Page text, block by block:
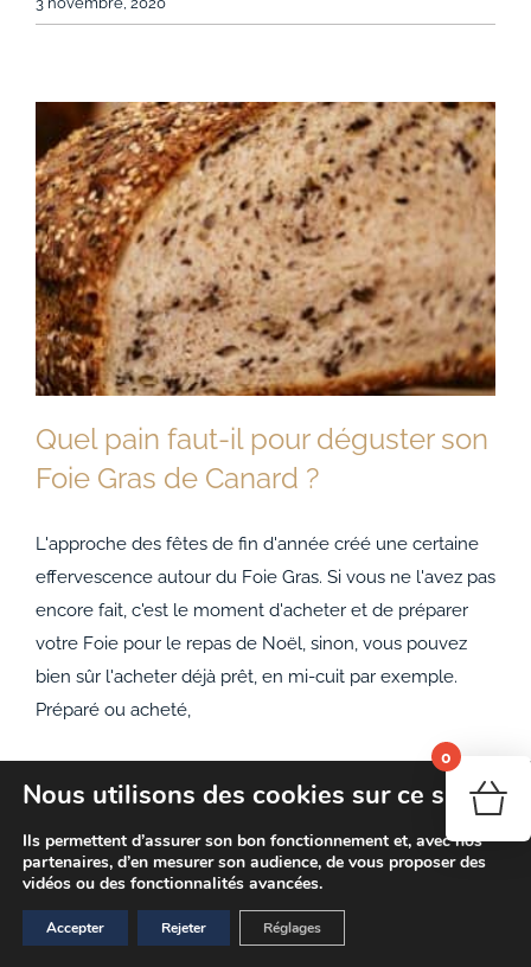
Quel pain faut-il pour déguster son Foie Gras
Quel pain faut-il pour déguster son
Foie Gras de Canard ?
L'approche des fêtes de fin d'année créé une certaine
effervescence autour du Foie Gras. Si vous ne l'avez pas
encore fait, c'est le moment d'acheter et de préparer
votre Foie pour le repas de Noël, sinon, vous pouvez
bien sûr l'acheter déjà prêt, en mi-cuit par exemple.
Préparé ou acheté,
10 novembre, 2020
Nous utilisons des cookies sur ce site
Ils permettent d’assurer son bon fonctionnement et, avec nos
partenaires, d’en mesurer son audience, de vous proposer des
vidéos ou des fonctionnalités avancées.
Accepter Rejeter Réglages
0